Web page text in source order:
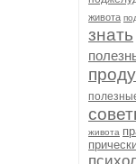
живота
знать
живота